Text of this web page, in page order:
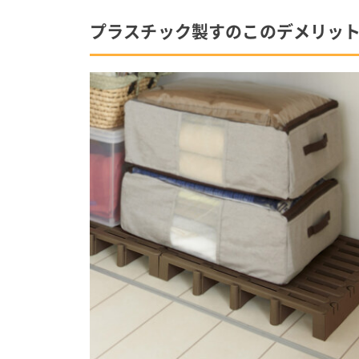
プラスチック製すのこのデメリッ